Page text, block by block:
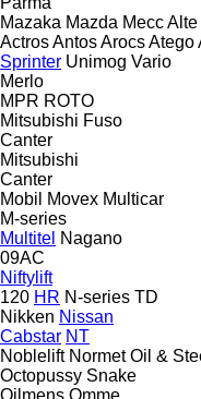
Mazaka Mazda Mecc Alte
ActrosAntosArocsAtego
Sprinter Unimog Vario
Merlo
MPR ROTO
Mitsubishi Fuso
Canter
Mitsubishi
Canter
Mobil
Movex Multicar
M-series
Multitel Nagano
09AC
Niftylift
120 HR N-series TD
Nikken Nissan
Cabstar NT
Noblelift Normet Oil &
Octopussy Snake
Oilmens Omme